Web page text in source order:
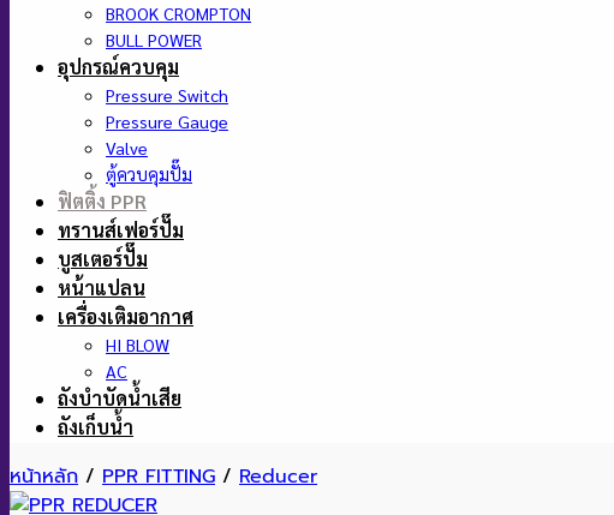
BROOK CROMPTON
BULL POWER
อุปกรณ์ควบคุม
Pressure Switch
Pressure Gauge
Valve
ตู้ควบคุมปั๊ม
ฟิตติ้ง PPR
ทรานส์เฟอร์ปั๊ม
บูสเตอร์ปั๊ม
หน้าแปลน
เครื่องเติมอากาศ
HI BLOW
AC
ถังบำบัดน้ำเสีย
ถังเก็บน้ำ
หน้าหลัก / PPR FITTING / Reducer